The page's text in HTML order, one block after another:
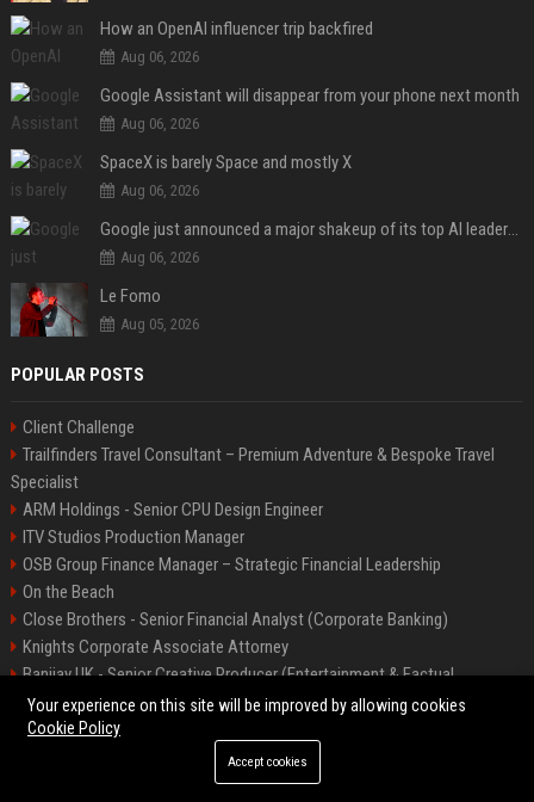
How an OpenAI influencer trip backfired
Aug 06, 2026
Google Assistant will disappear from your phone next month
Aug 06, 2026
SpaceX is barely Space and mostly X
Aug 06, 2026
Google just announced a major shakeup of its top AI leadership
Aug 06, 2026
Le Fomo
Aug 05, 2026
POPULAR POSTS
Client Challenge
Trailfinders Travel Consultant – Premium Adventure & Bespoke Travel
Specialist
ARM Holdings - Senior CPU Design Engineer
ITV Studios Production Manager
OSB Group Finance Manager – Strategic Financial Leadership
On the Beach
Close Brothers - Senior Financial Analyst (Corporate Banking)
Knights Corporate Associate Attorney
Banijay UK - Senior Creative Producer (Entertainment & Factual
Entertainment)
©2026 Bip America. All right reserved.
Your experience on this site will be improved by allowing cookies
Cookie Policy
Accept cookies